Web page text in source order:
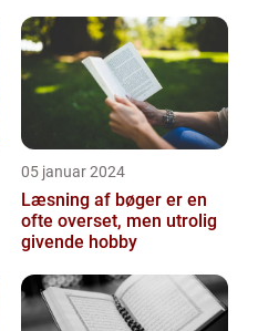
05 januar 2024
Læsning af bøger er en
ofte overset, men utrolig
givende hobby